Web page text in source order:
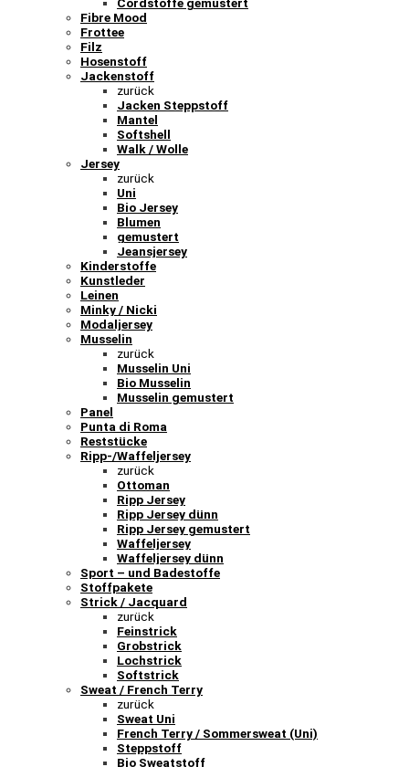
Fibre Mood
Frottee
Filz
Hosenstoff
Jackenstoff
zurück
Jacken Steppstoff
Mantel
Softshell
Walk / Wolle
Jersey
zurück
Uni
Bio Jersey
Blumen
gemustert
Jeansjersey
Kinderstoffe
Kunstleder
Leinen
Minky / Nicki
Modaljersey
Musselin
zurück
Musselin Uni
Bio Musselin
Musselin gemustert
Panel
Punta di Roma
Reststücke
Ripp-/Waffeljersey
zurück
Ottoman
Ripp Jersey
Ripp Jersey dünn
Ripp Jersey gemustert
Waffeljersey
Waffeljersey dünn
Sport – und Badestoffe
Stoffpakete
Strick / Jacquard
zurück
Feinstrick
Grobstrick
Lochstrick
Softstrick
Sweat / French Terry
zurück
Sweat Uni
French Terry / Sommersweat (Uni)
Steppstoff
Bio Sweatstoff